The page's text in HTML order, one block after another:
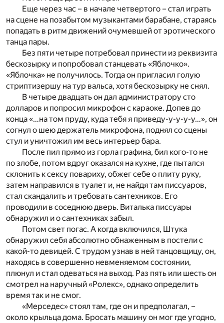
Еще через час – в начале четвертого – стал играть
на сцене на позабытом музыкантами барабане, стараясь
попадать в ритм движений очумевшей от эротического
танца пары.
Без пяти четыре потребовал принести из реквизита
бескозырку и попробовал станцевать «Яблочко».
«Яблочка» не получилось. Тогда он пригласил голую
стриптизершу на тур вальса, хотя бескозырку не снял.
В четыре двадцать он дал администратору сто
долларов и попросил микрофон с караоке. Допев до
конца «…на том пруду, куда тебя я приведу-у-у-у-у…», он
согнул о шею держатель микрофона, поднял со сцены
стул и уничтожил им весь интерьер бара.
После пил прямо из горла графина, бил кого-то не
по злобе, потом вдруг оказался на кухне, где пытался
склонить к сексу повариху, обжег себе о плиту руку,
затем направился в туалет и, не найдя там писсуаров,
стал скандалить и требовать сантехников. Его
проводили в соседнюю дверь. Виталька писсуары
обнаружил и о сантехниках забыл.
Потом свет погас. А когда включился, Штука
обнаружил себя абсолютно обнаженным в постели с
какой-то девицей. С трудом узнав в ней танцовщицу, он,
находясь в совершенно невменяемом состоянии,
плюнул и стал одеваться на выход. Раз пять или шесть он
смотрел на наручный «Ролекс», однако определить
время так и не смог.
«Мерседес» стоял там, где он и предполагал, –
около крыльца дома. Бросать машину он мог где угодно,